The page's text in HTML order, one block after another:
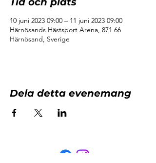
10 juni 2023 09:00 – 11 juni 2023 09:00
Härnösands Hästsport Arena, 871 66
Härnösand, Sverige
Dela detta evenemang